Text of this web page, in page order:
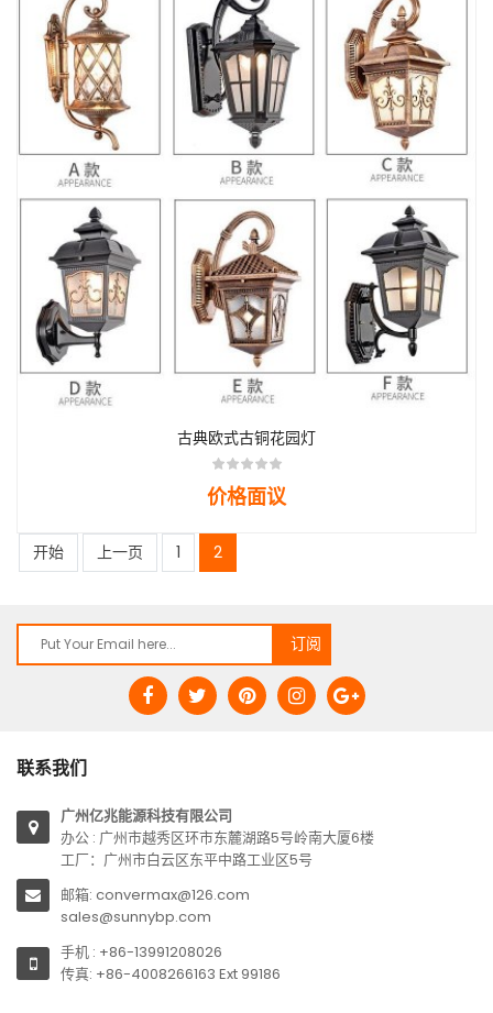
古典欧式古铜花园灯
价格面议
开始 上一页 1 2
联系我们
广州亿兆能源科技有限公司
办公 : 广州市越秀区环市东麓湖路5号岭南大厦6楼
工厂：广州市白云区东平中路工业区5号
邮箱: convermax@126.com
sales@sunnybp.com
手机 : +86-13991208026
传真: +86-4008266163 Ext 99186